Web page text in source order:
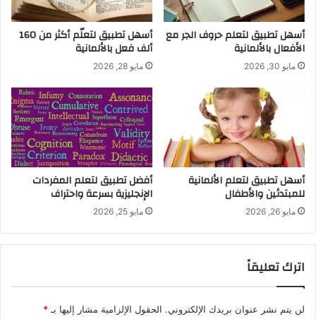
أسهل تطبيق لتعلم حروف الجر مع
الأفعال بالألمانية
مايو 30, 2026
أسهل تطبيق لتعلّم أكثر من 160
ألف فعل بالألمانية
مايو 28, 2026
أسهل تطبيق لتعلم الألمانية
للمبتدئين والأطفال
مايو 26, 2026
أفضل تطبيق لتعلم المفردات
الإنجليزية بسرعة واحتراف
مايو 25, 2026
اترك تعليقاً
لن يتم نشر عنوان بريدك الإلكتروني. الحقول الإلزامية مشار إليها بـ *